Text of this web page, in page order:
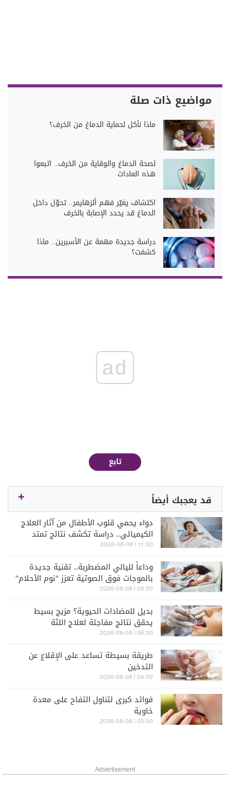
مواضيع ذات صلة
ماذا نأكل لحماية الدماغ من الخرف؟
لصحة الدماغ والوقاية من الخرف.. اتبعوا
هذه العادات
اكتشاف يغيّر فهم ألزهايمر.. تحوّل داخل
الدماغ قد يحدد الإصابة بالخرف
دراسة جديدة مهمة عن الأسبرين.. ماذا
كشفت؟
ad
تابع
قد يعجبك أيضاً
دواء يحمي قلوب الأطفال من آثار العلاج
الكيميائي.. دراسة تكشف نتائج تمتد
لسنوات
11:00 | 2026-08-08
وداعاً لليالي المضطربة.. تقنية جديدة
بالموجات فوق الصوتية تعزز "نوم الأحلام"
08:00 | 2026-08-08
بديل للمضادات الحيوية؟ مزيج بسيط
يحقق نتائج مفاجئة لعلاج اللثة
06:30 | 2026-08-08
طريقة بسيطة تساعد على الإقلاع عن
التدخين
04:00 | 2026-08-08
فوائد كبرى لتناول التفاح على معدة
خاوية
02:00 | 2026-08-08
Advertisement